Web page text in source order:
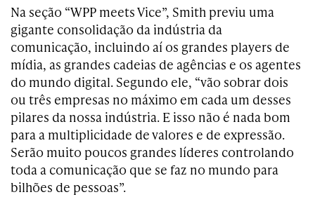
Na seção “WPP meets Vice”, Smith previu uma
gigante consolidação da indústria da
comunicação, incluindo aí os grandes players de
mídia, as grandes cadeias de agências e os agentes
do mundo digital. Segundo ele, “vão sobrar dois
ou três empresas no máximo em cada um desses
pilares da nossa indústria. E isso não é nada bom
para a multiplicidade de valores e de expressão.
Serão muito poucos grandes líderes controlando
toda a comunicação que se faz no mundo para
bilhões de pessoas”.